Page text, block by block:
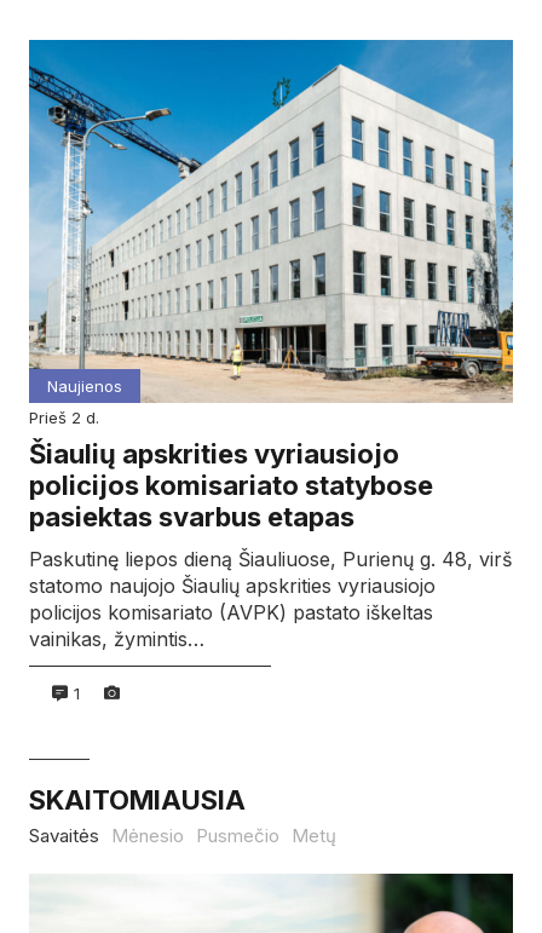
Naujienos
prieš 2 d.
Šiaulių apskrities vyriausiojo
policijos komisariato statybose
pasiektas svarbus etapas
Paskutinę liepos dieną Šiauliuose, Purienų g. 48, virš
statomo naujojo Šiaulių apskrities vyriausiojo
policijos komisariato (AVPK) pastato iškeltas
vainikas, žymintis…
1
SKAITOMIAUSIA
Savaitės Mėnesio Pusmečio Metų